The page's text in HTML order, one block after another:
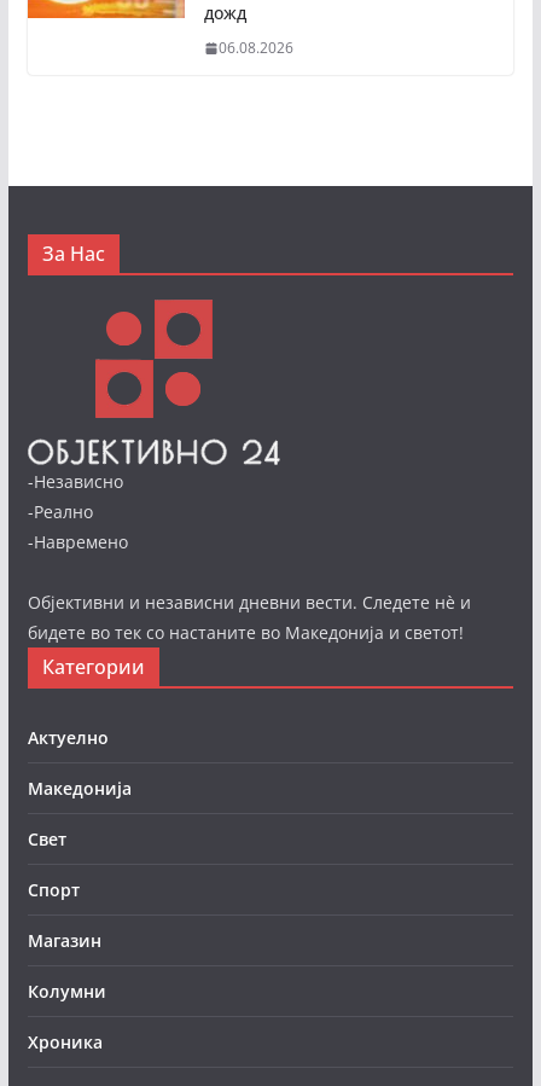
дожд
06.08.2026
За Нас
-Независно
-Реално
-Навремено
Објективни и независни дневни вести. Следете нè и
бидете во тек со настаните во Македонија и светот!
Категории
Актуелно
Македонија
Свет
Спорт
Магазин
Колумни
Хроника